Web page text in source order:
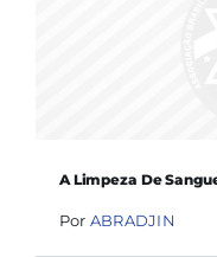
A Limpeza De
Por ABRADJIN